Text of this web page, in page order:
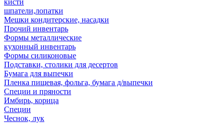
кисти
шпатели,лопатки
Мешки кондитерские, насадки
Прочий инвентарь
Формы металлические
кухонный инвентарь
Формы силиконовые
Подставки, столики для десертов
Бумага для выпечки
Пленка пищевая, фольга, бумага д/выпечки
Специи и пряности
Имбирь, корица
Специи
Чеснок, лук